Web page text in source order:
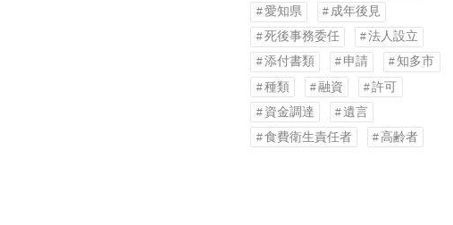
愛知県
成年後見
死後事務委任
法人設立
添付書類
申請
知多市
種類
融資
許可
資金調達
遺言
食費衛生責任者
高齢者